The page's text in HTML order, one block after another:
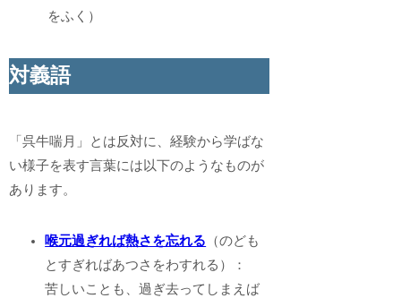
をふく）
対義語
「呉牛喘月」とは反対に、経験から学ばな
い様子を表す言葉には以下のようなものが
あります。
喉元過ぎれば熱さを忘れる （のども
とすぎればあつさをわすれる）：
苦しいことも、過ぎ去ってしまえば